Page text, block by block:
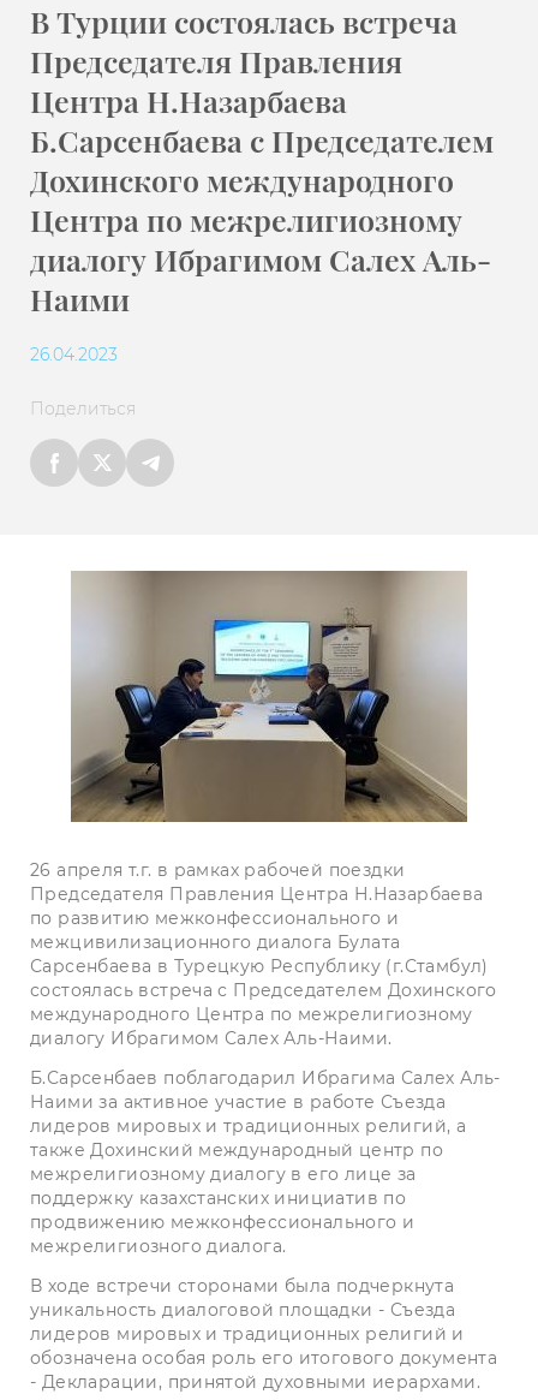
В Турции состоялась встреча
Председателя Правления
Центра Н.Назарбаева
Б.Сарсенбаева с Председателем
Дохинского международного
Центра по межрелигиозному
диалогу Ибрагимом Салех Аль-
Наими
26.04.2023
Поделиться
26 апреля т.г. в рамках рабочей поездки
Председателя Правления Центра Н.Назарбаева
по развитию межконфессионального и
межцивилизационного диалога Булата
Сарсенбаева в Турецкую Республику (г.Стамбул)
состоялась встреча с Председателем Дохинского
международного Центра по межрелигиозному
диалогу Ибрагимом Салех Аль-Наими.
Б.Сарсенбаев поблагодарил Ибрагима Салех Аль-
Наими за активное участие в работе Съезда
лидеров мировых и традиционных религий, а
также Дохинский международный центр по
межрелигиозному диалогу в его лице за
поддержку казахстанских инициатив по
продвижению межконфессионального и
межрелигиозного диалога.
В ходе встречи сторонами была подчеркнута
уникальность диалоговой площадки - Съезда
лидеров мировых и традиционных религий и
обозначена особая роль его итогового документа
- Декларации, принятой духовными иерархами.